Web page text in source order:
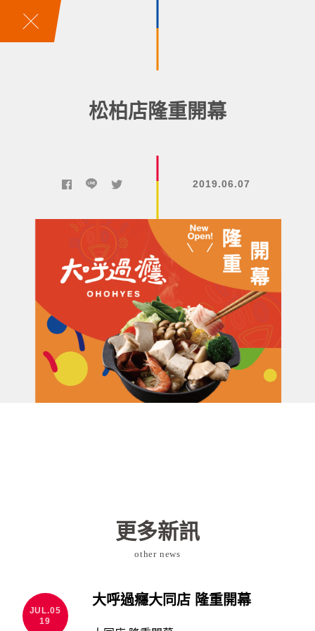
松柏店隆重開幕
2019.06.07
更多新訊
other news
JUL.05
19
大呼過癮大同店 隆重開幕